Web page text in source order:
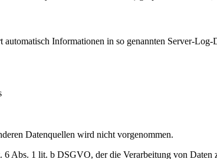
automatisch Informationen in so genannten Server-
Datenquellen wird nicht vorgenommen.
Abs. 1 lit. b DSGVO, der die Verarbeitung von Daten